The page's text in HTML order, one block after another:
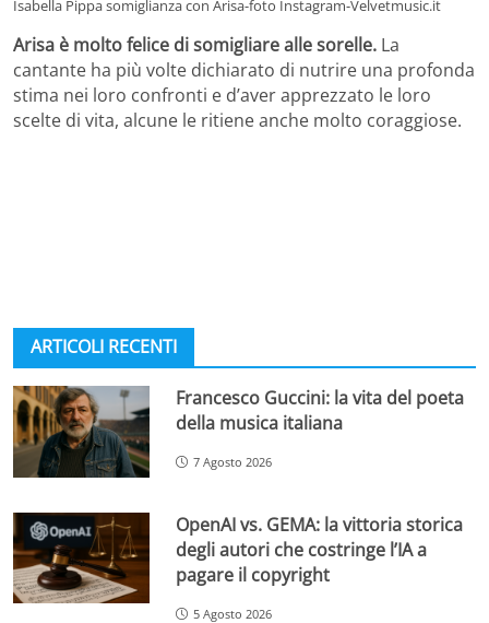
Isabella Pippa somiglianza con Arisa-foto Instagram-Velvetmusic.it
Arisa è molto felice di somigliare alle sorelle. La
cantante ha più volte dichiarato di nutrire una profonda
stima nei loro confronti e d’aver apprezzato le loro
scelte di vita, alcune le ritiene anche molto coraggiose.
ARTICOLI RECENTI
Francesco Guccini: la vita del poeta
della musica italiana
7 Agosto 2026
OpenAI vs. GEMA: la vittoria storica
degli autori che costringe l’IA a
pagare il copyright
5 Agosto 2026